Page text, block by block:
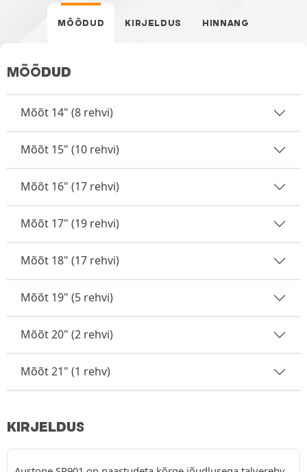
MÕÕDUD KIRJELDUS HINNANG
MÕÕDUD
Mõõt 14" (8 rehvi)
Mõõt 15" (10 rehvi)
Mõõt 16" (17 rehvi)
Mõõt 17" (19 rehvi)
Mõõt 18" (17 rehvi)
Mõõt 19" (5 rehvi)
Mõõt 20" (2 rehvi)
Mõõt 21" (1 rehv)
KIRJELDUS